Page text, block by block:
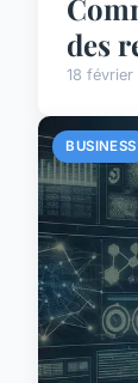
des
18
BUSINESS